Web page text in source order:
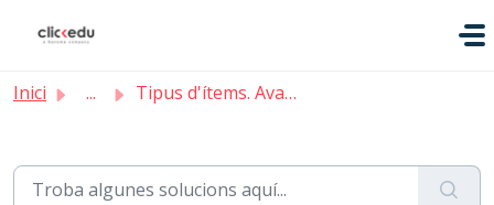
Inici ... Tipus d'ítems. Avaluació suspesa (vídeo)